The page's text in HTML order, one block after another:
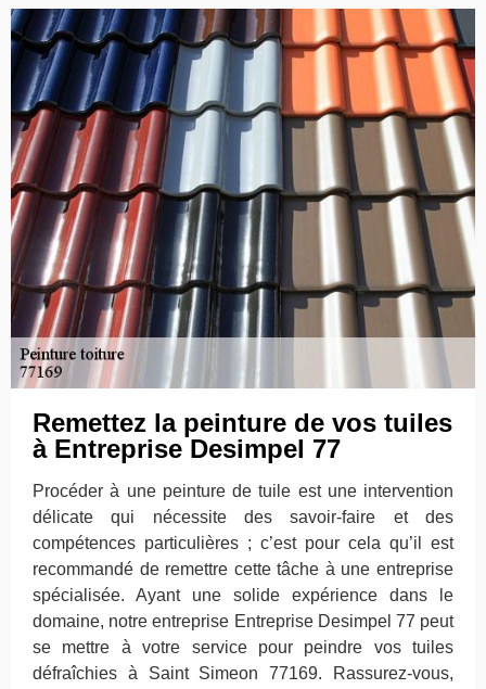
Remettez la peinture de vos tuiles
à Entreprise Desimpel 77
Procéder à une peinture de tuile est une intervention
délicate qui nécessite des savoir-faire et des
compétences particulières ; c’est pour cela qu’il est
recommandé de remettre cette tâche à une entreprise
spécialisée. Ayant une solide expérience dans le
domaine, notre entreprise Entreprise Desimpel 77 peut
se mettre à votre service pour peindre vos tuiles
défraîchies à Saint Simeon 77169. Rassurez-vous,